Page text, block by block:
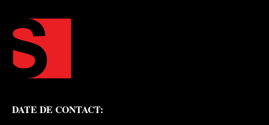
DATE DE CONTACT: